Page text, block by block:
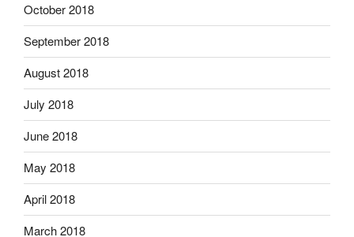
October 2018
September 2018
August 2018
July 2018
June 2018
May 2018
April 2018
March 2018